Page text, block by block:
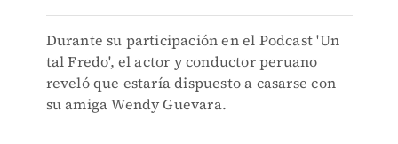
Durante su participación en el Podcast 'Un
tal Fredo', el actor y conductor peruano
reveló que estaría dispuesto a casarse con
su amiga Wendy Guevara.